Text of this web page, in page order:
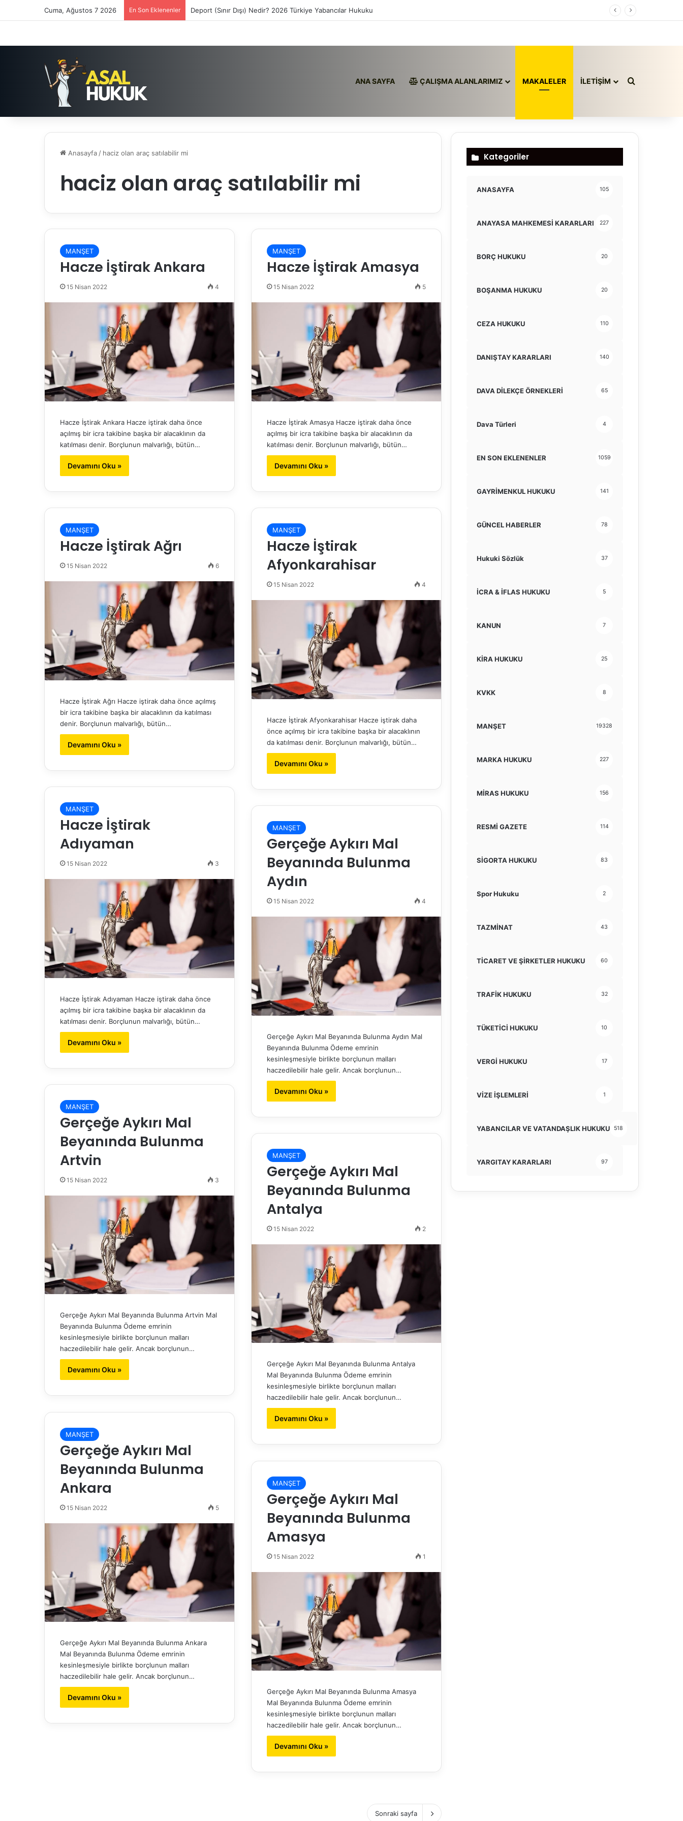
Cuma, Ağustos 7 2026 En Son Eklenenler Deport (Sınır Dışı) Nedir? 2026 Türkiye Yabancılar Hukuku
ANA SAYFA ÇALIŞMA ALANLARIMIZ MAKALELER İLETİŞİM Arama yap
Anasayfa / haciz olan araç satılabilir mi
haciz olan araç satılabilir mi
MANŞET
Hacze İştirak Ankara
15 Nisan 2022 4
Hacze İştirak Ankara Hacze iştirak daha önce
açılmış bir icra takibine başka bir alacaklının da
katılması denir. Borçlunun malvarlığı, bütün…
Devamını Oku »
MANŞET
Hacze İştirak Amasya
15 Nisan 2022 5
Hacze İştirak Amasya Hacze iştirak daha önce
açılmış bir icra takibine başka bir alacaklının da
katılması denir. Borçlunun malvarlığı, bütün…
Devamını Oku »
MANŞET
Hacze İştirak Ağrı
15 Nisan 2022 6
Hacze İştirak Ağrı Hacze iştirak daha önce açılmış
bir icra takibine başka bir alacaklının da katılması
denir. Borçlunun malvarlığı, bütün…
Devamını Oku »
MANŞET
Hacze İştirak
Afyonkarahisar
15 Nisan 2022 4
Hacze İştirak Afyonkarahisar Hacze iştirak daha
önce açılmış bir icra takibine başka bir alacaklının
da katılması denir. Borçlunun malvarlığı, bütün…
Devamını Oku »
MANŞET
Hacze İştirak
Adıyaman
15 Nisan 2022 3
Hacze İştirak Adıyaman Hacze iştirak daha önce
açılmış bir icra takibine başka bir alacaklının da
katılması denir. Borçlunun malvarlığı, bütün…
Devamını Oku »
MANŞET
Gerçeğe Aykırı Mal
Beyanında Bulunma
Aydın
15 Nisan 2022 4
Gerçeğe Aykırı Mal Beyanında Bulunma Aydın Mal
Beyanında Bulunma Ödeme emrinin
kesinleşmesiyle birlikte borçlunun malları
haczedilebilir hale gelir. Ancak borçlunun…
Devamını Oku »
MANŞET
Gerçeğe Aykırı Mal
Beyanında Bulunma
Artvin
15 Nisan 2022 3
Gerçeğe Aykırı Mal Beyanında Bulunma Artvin Mal
Beyanında Bulunma Ödeme emrinin
kesinleşmesiyle birlikte borçlunun malları
haczedilebilir hale gelir. Ancak borçlunun…
Devamını Oku »
MANŞET
Gerçeğe Aykırı Mal
Beyanında Bulunma
Antalya
15 Nisan 2022 2
Gerçeğe Aykırı Mal Beyanında Bulunma Antalya
Mal Beyanında Bulunma Ödeme emrinin
kesinleşmesiyle birlikte borçlunun malları
haczedilebilir hale gelir. Ancak borçlunun…
Devamını Oku »
MANŞET
Gerçeğe Aykırı Mal
Beyanında Bulunma
Ankara
15 Nisan 2022 5
Gerçeğe Aykırı Mal Beyanında Bulunma Ankara
Mal Beyanında Bulunma Ödeme emrinin
kesinleşmesiyle birlikte borçlunun malları
haczedilebilir hale gelir. Ancak borçlunun…
Devamını Oku »
MANŞET
Gerçeğe Aykırı Mal
Beyanında Bulunma
Amasya
15 Nisan 2022 1
Gerçeğe Aykırı Mal Beyanında Bulunma Amasya
Mal Beyanında Bulunma Ödeme emrinin
kesinleşmesiyle birlikte borçlunun malları
haczedilebilir hale gelir. Ancak borçlunun…
Devamını Oku »
Sonraki sayfa
Kategoriler
ANASAYFA 105
ANAYASA MAHKEMESİ KARARLARI 227
BORÇ HUKUKU 20
BOŞANMA HUKUKU 20
CEZA HUKUKU 110
DANIŞTAY KARARLARI 140
DAVA DİLEKÇE ÖRNEKLERİ 65
Dava Türleri 4
EN SON EKLENENLER 1059
GAYRİMENKUL HUKUKU 141
GÜNCEL HABERLER 78
Hukuki Sözlük 37
İCRA & İFLAS HUKUKU 5
KANUN 7
KİRA HUKUKU 25
KVKK 8
MANŞET 19328
MARKA HUKUKU 227
MİRAS HUKUKU 156
RESMİ GAZETE 114
SİGORTA HUKUKU 83
Spor Hukuku 2
TAZMİNAT 43
TİCARET VE ŞİRKETLER HUKUKU 60
TRAFİK HUKUKU 32
TÜKETİCİ HUKUKU 10
VERGİ HUKUKU 17
VİZE İŞLEMLERİ 1
YABANCILAR VE VATANDAŞLIK HUKUKU 518
YARGITAY KARARLARI 97